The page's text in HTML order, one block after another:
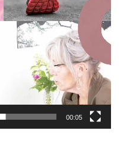
00:05